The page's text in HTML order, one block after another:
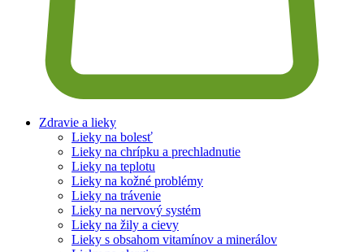
Zdravie a lieky
Lieky na bolesť
Lieky na chrípku a prechladnutie
Lieky na teplotu
Lieky na kožné problémy
Lieky na trávenie
Lieky na nervový systém
Lieky na žily a cievy
Lieky s obsahom vitamínov a minerálov